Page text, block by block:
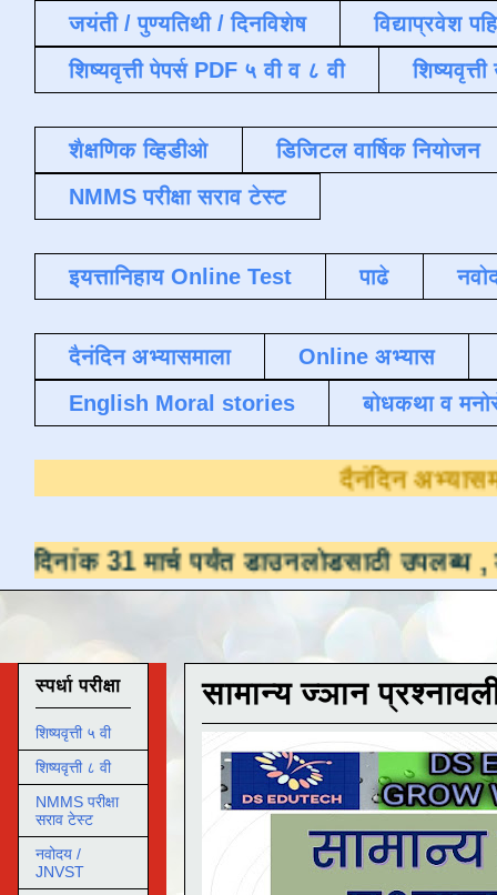
जयंती / पुण्यतिथी / दिनविशेष
विद्याप्रवेश
शिष्यवृत्ती पेपर्स PDF ५ वी व ८ वी
शैक्षणिक व्हिडीओ
डिजिटल वार्षिक नियोजन
NMMS परीक्षा सराव टेस्ट
इयत्तानिहाय Online Test पाढे
दैनंदिन अभ्यासमाला
Online अभ्यास
English Moral stories
बोधकथा व
पर्यंत डाउनलोडसाठी उपलब्ध ,डाउनलोड
सामान्य ज्ञान
स्पर्धा परीक्षा
शिष्यवृत्ती ५ वी
शिष्यवृत्ती ८ वी
NMMS परीक्षा
सराव टेस्ट
नवोदय /
JNVST